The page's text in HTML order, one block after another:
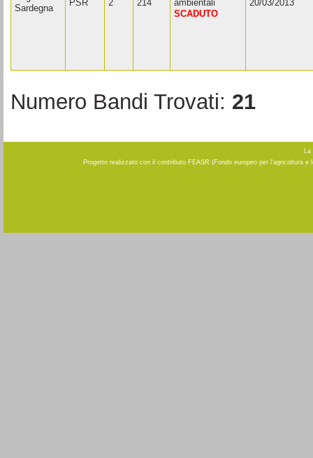
Sardegna
PSR 2 214
ambientali
SCADUTO
20/03/2013
Numero Bandi Trovati: 21
Progetto realizzato con il contributo FEASR (Fondo europeo per l'agricoltura